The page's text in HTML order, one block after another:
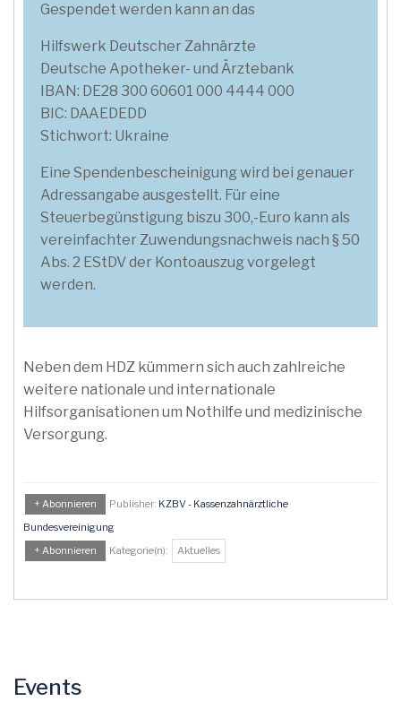
Gespendet werden kann an das
Hilfswerk Deutscher Zahnärzte
Deutsche Apotheker- und Ärztebank
IBAN: DE28 300 60601 000 4444 000
BIC: DAAEDEDD
Stichwort: Ukraine
Eine Spendenbescheinigung wird bei genauer
Adressangabe ausgestellt. Für eine
Steuerbegünstigung biszu 300,-Euro kann als
vereinfachter Zuwendungsnachweis nach § 50
Abs. 2 EStDV der Kontoauszug vorgelegt
werden.
Neben dem HDZ kümmern sich auch zahlreiche
weitere nationale und internationale
Hilfsorganisationen um Nothilfe und medizinische
Versorgung.
+ Abonnieren Publisher: KZBV - Kassenzahnärztliche
Bundesvereinigung
+ Abonnieren
Kategorie(n): Aktuelles
Events